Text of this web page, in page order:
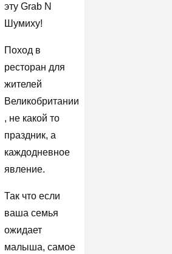
эту Grab N
Шумиху!
Поход в
ресторан для
жителей
Великобритании
, не какой то
праздник, а
каждодневное
явление.
Так что если
ваша семья
ожидает
малыша, самое